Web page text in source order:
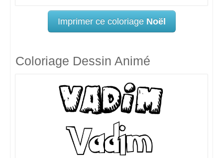
Imprimer ce coloriage Noël
Coloriage Dessin Animé